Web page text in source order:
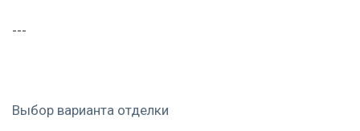
---
Выбор варианта отделки